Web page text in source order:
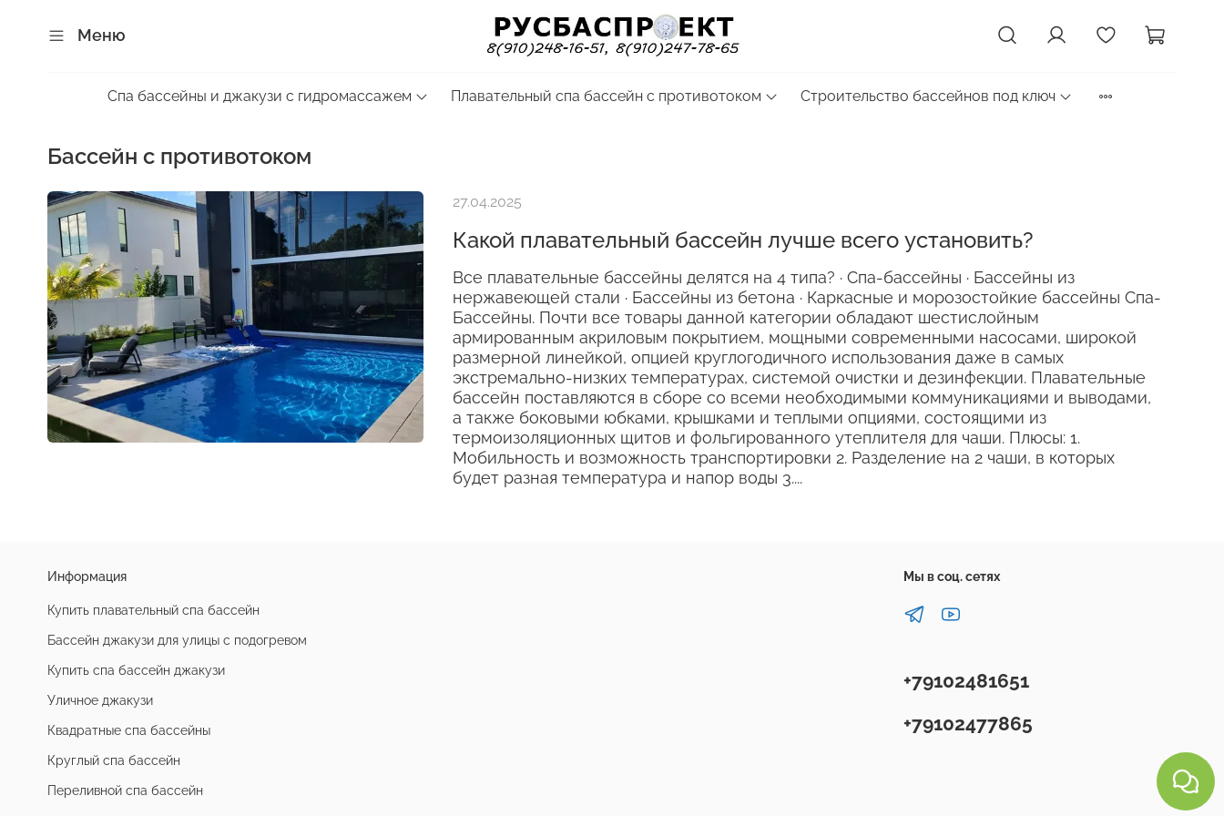
Меню
Спа бассейны и джакузи с гидромассажем Плавательный спа бассейн с противотоком Строительство бассейнов под ключ
бассейн с противотоком
Какой плавательный бассейн лучше всего установить?
Все плавательные бассейны делятся на 4 типа? · Спа-бассейны · Бассейны из
нержавеющей стали · Бассейны из бетона · Каркасные и морозостойкие бассейны Спа-
Бассейны. Почти все товары данной категории обладают шестислойным
армированным акриловым покрытием, мощными современными насосами, широкой
размерной линейкой, опцией круглогодичного использования даже в самых
экстремально-низких температурах, системой очистки и дезинфекции. Плавательные
бассейн поставляются в сборе со всеми необходимыми коммуникациями и выводами,
а также боковыми юбками, крышками и теплыми опциями, состоящими из
термоизоляционных щитов и фольгированного утеплителя для чаши. Плюсы: 1.
Мобильность и возможность транспортировки 2. Разделение на 2 чаши, в которых
будет разная температура и напор воды 3....
27.04.2025
Информация
Купить плавательный спа бассейн
Бассейн джакузи для улицы с подогревом
Купить спа бассейн джакузи
Уличное джакузи
Квадратные спа бассейны
Круглый спа бассейн
Переливной спа бассейн
Мы в соц. сетях
+79102481651
+79102477865